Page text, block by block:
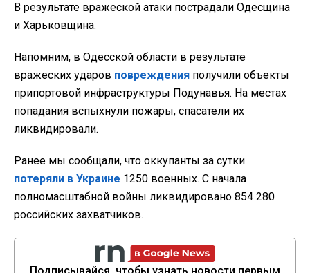
В результате вражеской атаки пострадали Одесщина
и Харьковщина.
Напомним, в Одесской области в результате
вражеских ударов повреждения получили объекты
припортовой инфраструктуры Подунавья. На местах
попадания вспыхнули пожары, спасатели их
ликвидировали.
Ранее мы сообщали, что оккупанты за сутки
потеряли в Украине 1250 военных. С начала
полномасштабной войны ликвидировано 854 280
российских захватчиков.